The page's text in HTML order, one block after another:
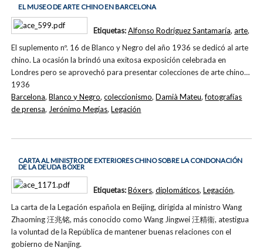
EL MUSEO DE ARTE CHINO EN BARCELONA
El suplemento nº. 16 de Blanco y Negro del año 1936 se dedicó al arte
chino. La ocasión la brindó una exitosa exposición celebrada en
Londres pero se aprovechó para presentar colecciones de arte chino…
1936
Etiquetas:Alfonso Rodríguez Santamaría, arte,
Barcelona,Blanco y Negro,coleccionismo,Damià Mateu,fotografías
de prensa, Jerónimo Megías,Legación
CARTA AL MINISTRO DE EXTERIORES CHINO SOBRE LA CONDONACIÓN
DE LA DEUDA BÓXER
La carta de la Legación española en Beijing, dirigida al ministro Wang
Zhaoming 汪兆铭, más conocido como Wang Jingwei 汪精衞, atestigua
la voluntad de la República de mantener buenas relaciones con el
gobierno de Nanjing.
Etiquetas:Bóxers, diplomáticos, Legación,